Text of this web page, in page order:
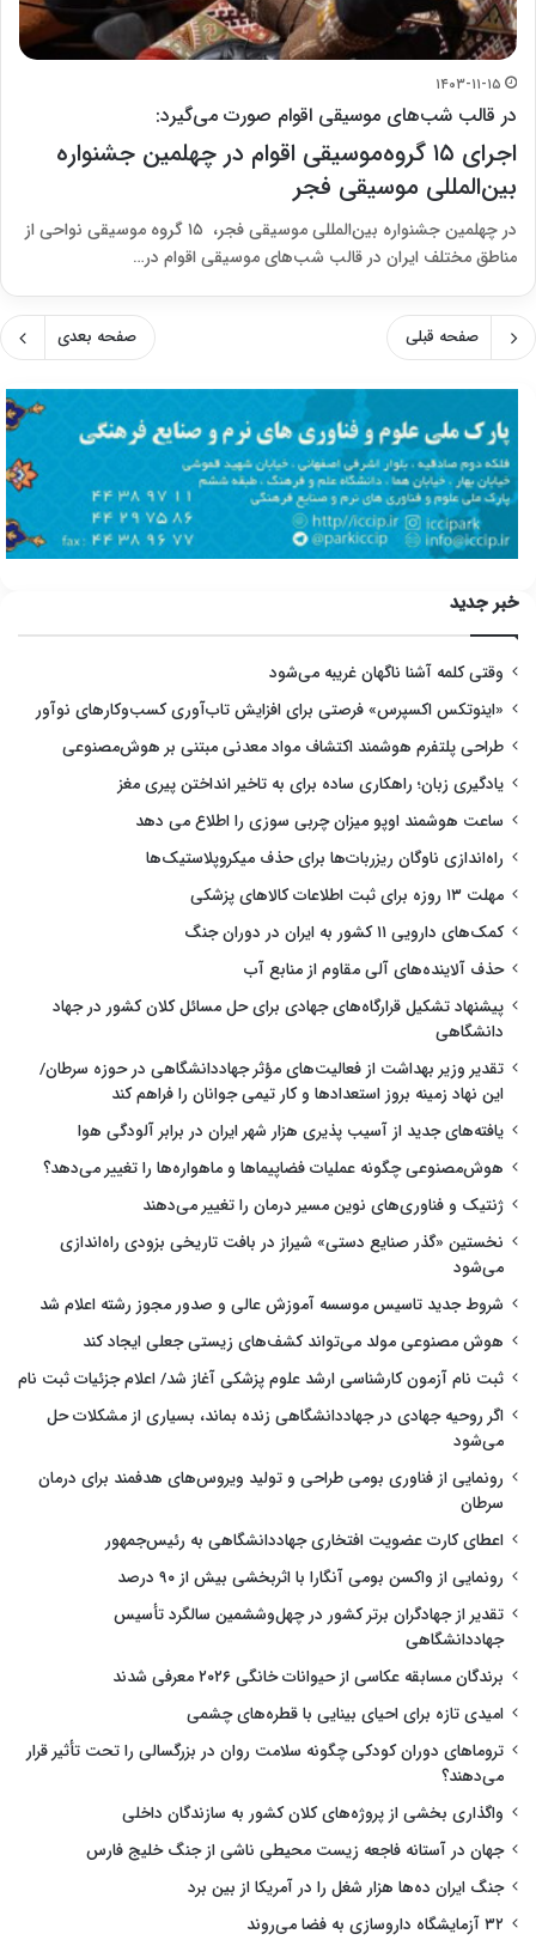
۱۴۰۳-۱۱-۱۵
در قالب شب‌های موسیقی اقوام صورت می‌گیرد:
اجرای ۱۵ گروه‌موسیقی اقوام در چهلمین جشنواره
بین‌المللی موسیقی فجر
در چهلمین جشنواره بین‌المللی موسیقی فجر، ۱۵ گروه موسیقی نواحی از
مناطق مختلف ایران در قالب شب‌های موسیقی اقوام در…
صفحه قبلی صفحه بعدی
خبر جدید
وقتی کلمه آشنا ناگهان غریبه می‌شود
«اینوتکس اکسپرس» فرصتی برای افزایش تاب‌آوری کسب‌وکارهای نوآور
طراحی پلتفرم هوشمند اکتشاف مواد معدنی مبتنی بر هوش‌مصنوعی
یادگیری زبان؛ راهکاری ساده برای به تاخیر انداختن پیری مغز
ساعت هوشمند اوپو میزان چربی سوزی را اطلاع می دهد
راه‌اندازی ناوگان ریزربات‌ها برای حذف میکروپلاستیک‌ها
مهلت ۱۳ روزه برای ثبت اطلاعات کالاهای پزشکی
کمک‌های دارویی ۱۱ کشور به ایران در دوران جنگ
حذف آلاینده‌های آلی مقاوم از منابع آب
پیشنهاد تشکیل قرارگاه‌های جهادی برای حل مسائل کلان کشور در جهاد
دانشگاهی
تقدیر وزیر بهداشت از فعالیت‌های مؤثر جهاددانشگاهی در حوزه سرطان/
این نهاد زمینه بروز استعدادها و کار تیمی جوانان را فراهم کند
یافته‌های جدید از آسیب پذیری هزار شهر ایران در برابر آلودگی هوا
هوش‌مصنوعی چگونه عملیات فضاپیماها و ماهواره‌ها را تغییر می‌دهد؟
ژنتیک و فناوری‌های نوین مسیر درمان را تغییر می‌دهند
نخستین «گذر صنایع دستی» شیراز در بافت تاریخی بزودی راه‌اندازی
می‌شود
شروط جدید تاسیس موسسه آموزش عالی و صدور مجوز رشته اعلام شد
هوش مصنوعی مولد می‌تواند کشف‌های زیستی جعلی ایجاد کند
ثبت نام آزمون کارشناسی ارشد علوم پزشکی آغاز شد/ اعلام جزئیات ثبت نام
اگر روحیه جهادی در جهاددانشگاهی زنده بماند، بسیاری از مشکلات حل
می‌شود
رونمایی از فناوری بومی طراحی و تولید ویروس‌های هدفمند برای درمان
سرطان
اعطای کارت عضویت افتخاری جهاددانشگاهی به رئیس‌جمهور
رونمایی از واکسن بومی آنگارا با اثربخشی بیش از ۹۰ درصد
تقدیر از جهادگران برتر کشور در چهل‌وششمین سالگرد تأسیس
جهاددانشگاهی
برندگان مسابقه عکاسی از حیوانات خانگی ۲۰۲۶ معرفی شدند
امیدی تازه برای احیای بینایی با قطره‌های چشمی
تروماهای دوران کودکی چگونه سلامت روان در بزرگسالی را تحت تأثیر قرار
می‌دهند؟
واگذاری بخشی از پروژه‌های کلان کشور به سازندگان داخلی
جهان در آستانه فاجعه زیست محیطی ناشی از جنگ خلیج فارس
جنگ ایران ده‌ها هزار شغل را در آمریکا از بین برد
۳۲ آزمایشگاه داروسازی به فضا می‌روند